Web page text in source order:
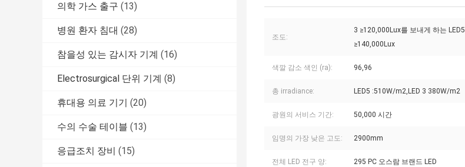
의학 가스 출구 (13)
병원 환자 침대 (28)
참을성 있는 감시자 기계 (16)
Electrosurgical 단위 기계 (8)
휴대용 의료 기기 (20)
수의 수술 테이블 (13)
응급조치 장비 (15)
조도:
3 ≥120,000Lux를 보내게 하는 LED5
≥140,000Lux
색깔 감소 색인 (ra): 96,96
총 irradiance: LED5 :510W/m2,LED 3 380W/m2
광원의 서비스 기간: 50,000 시간
임명의 가장 낮은 고도: 2900mm
전체 LED 전구 양: 295 PC 오스람 브랜드 LED